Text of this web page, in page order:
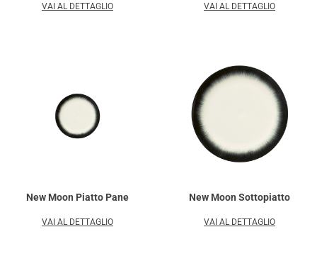
VAI AL DETTAGLIO VAI AL DETTAGLIO
New Moon Piatto Pane
VAI AL DETTAGLIO
New Moon Sottopiatto
VAI AL DETTAGLIO